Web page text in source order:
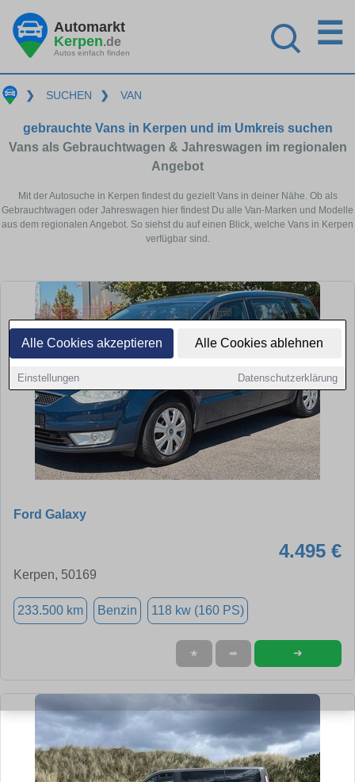
Alle Cookies akzeptieren Alle Cookies ablehnen
Einstellungen Datenschutzerklärung
Automarkt
Kerpen.de
Autos einfach finden
☰
❯ SUCHEN ❯ VAN
gebrauchte Vans in Kerpen und im Umkreis suchen
Vans als Gebrauchtwagen & Jahreswagen im regionalen
Angebot
Mit der Autosuche in Kerpen findest du gezielt Vans in deiner Nähe. Ob als
Gebrauchtwagen oder Jahreswagen hier findest Du alle Van-Marken und Modelle
aus dem regionalen Angebot. So siehst du auf einen Blick, welche Vans in Kerpen
verfügbar sind.
Ford Galaxy
4.495 €
Kerpen, 50169
233.500 km Benzin 118 kw (160 PS)
★ ➦ ➜